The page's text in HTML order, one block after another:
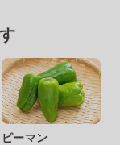
ピーマン